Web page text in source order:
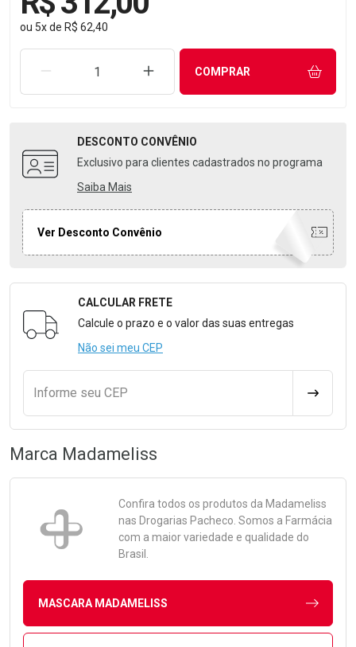
ou 5xde R$ 62,40
REMOVER UMA UNIDADEAUMENTAR UMA UNIDADE
COMPRAR
DESCONTO CONVÊNIO
Exclusivo para clientes cadastrados no programa
Saiba Mais
Ver Desconto Convênio
Formulário para Calcular o Frete
CALCULAR FRETE
Calcule o prazo e o valor das suas entregas
Não sei meu CEP
Informe seu CEP
Marca Madameliss
Confira todos os produtos da Madameliss
nas Drogarias Pacheco. Somos a Farmácia
com a maior variedade e qualidade do
Brasil.
MASCARA MADAMELISS